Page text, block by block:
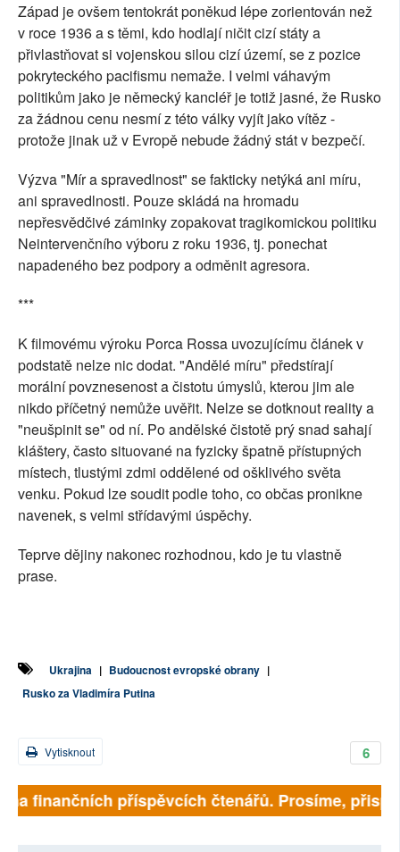
Západ je ovšem tentokrát poněkud lépe zorientován než
v roce 1936 a s těmi, kdo hodlají ničit cizí státy a
přivlastňovat si vojenskou silou cizí území, se z pozice
pokryteckého pacifismu nemaže. I velmi váhavým
politikům jako je německý kancléř je totiž jasné, že Rusko
za žádnou cenu nesmí z této války vyjít jako vítěz -
protože jinak už v Evropě nebude žádný stát v bezpečí.
Výzva "Mír a spravedlnost" se fakticky netýká ani míru,
ani spravedlnosti. Pouze skládá na hromadu
nepřesvědčivé záminky zopakovat tragikomickou politiku
Neintervenčního výboru z roku 1936, tj. ponechat
napadeného bez podpory a odměnit agresora.
***
K filmovému výroku Porca Rossa uvozujícímu článek v
podstatě nelze nic dodat. "Andělé míru" předstírají
morální povznesenost a čistotu úmyslů, kterou jim ale
nikdo příčetný nemůže uvěřit. Nelze se dotknout reality a
"neušpinit se" od ní. Po andělské čistotě prý snad sahají
kláštery, často situované na fyzicky špatně přístupných
místech, tlustými zdmi oddělené od ošklivého světa
venku. Pokud lze soudit podle toho, co občas pronikne
navenek, s velmi střídavými úspěchy.
Teprve dějiny nakonec rozhodnou, kdo je tu vlastně
prase.
Ukrajina | Budoucnost evropské obrany |
Rusko za Vladimíra Putina
6
Vytisknout
finančních příspěvcích čtenářů. Prosíme,